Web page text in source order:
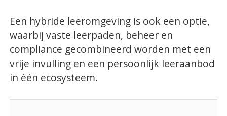
Een hybride leeromgeving is ook een optie,
waarbij vaste leerpaden, beheer en
compliance gecombineerd worden met een
vrije invulling en een persoonlijk leeraanbod
in één ecosysteem.